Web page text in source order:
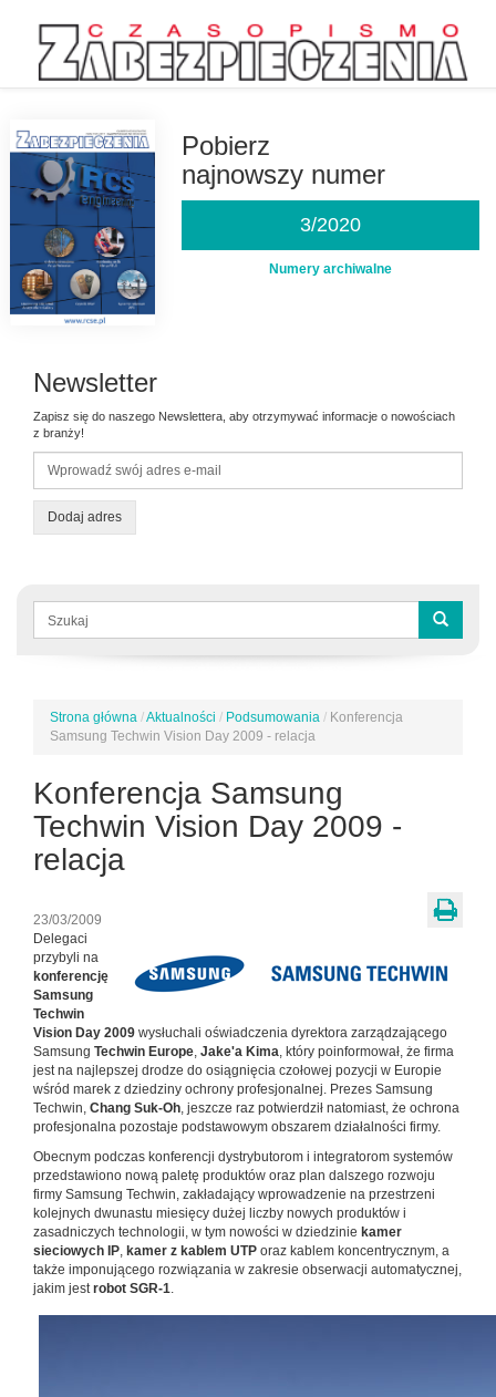
Przejdź
Pobierz
najnowszy numer
3/2020
Numery archiwalne
Newsletter
Zapisz się do naszego Newslettera, aby otrzymywać informacje o nowościach
z branży!
Dodaj adres
Formularz
wyszukiwania
Jesteś
tutaj
Strona główna /Aktualności / Podsumowania / Konferencja
Samsung Techwin Vision Day 2009 - relacja
Konferencja Samsung
Techwin Vision Day 2009 -
relacja
23/03/2009
Delegaci
przybyli na
konferencję
Samsung
Techwin
Vision Day 2009 wysłuchali oświadczenia dyrektora zarządzającego
Samsung Techwin Europe, Jake'a Kima, który poinformował, że firma
jest na najlepszej drodze do osiągnięcia czołowej pozycji w Europie
wśród marek z dziedziny ochrony profesjonalnej. Prezes Samsung
Techwin, Chang Suk-Oh, jeszcze raz potwierdził natomiast, że ochrona
profesjonalna pozostaje podstawowym obszarem działalności firmy.
Obecnym podczas konferencji dystrybutorom i integratorom systemów
przedstawiono nową paletę produktów oraz plan dalszego rozwoju
firmy Samsung Techwin, zakładający wprowadzenie na przestrzeni
kolejnych dwunastu miesięcy dużej liczby nowych produktów i
zasadniczych technologii, w tym nowości w dziedzinie kamer
sieciowych IP, kamer z kablem UTP oraz kablem koncentrycznym, a
także imponującego rozwiązania w zakresie obserwacji automatycznej,
jakim jestrobot SGR-1.